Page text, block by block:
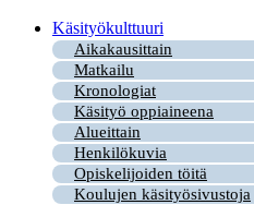
Käsityökulttuuri
Aikakausittain
Matkailu
Kronologiat
Käsityö oppiaineena
Alueittain
Henkilökuvia
Opiskelijoiden töitä
Koulujen käsityösivustoja